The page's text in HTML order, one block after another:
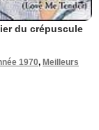
du crépuscule
1970, Meilleurs